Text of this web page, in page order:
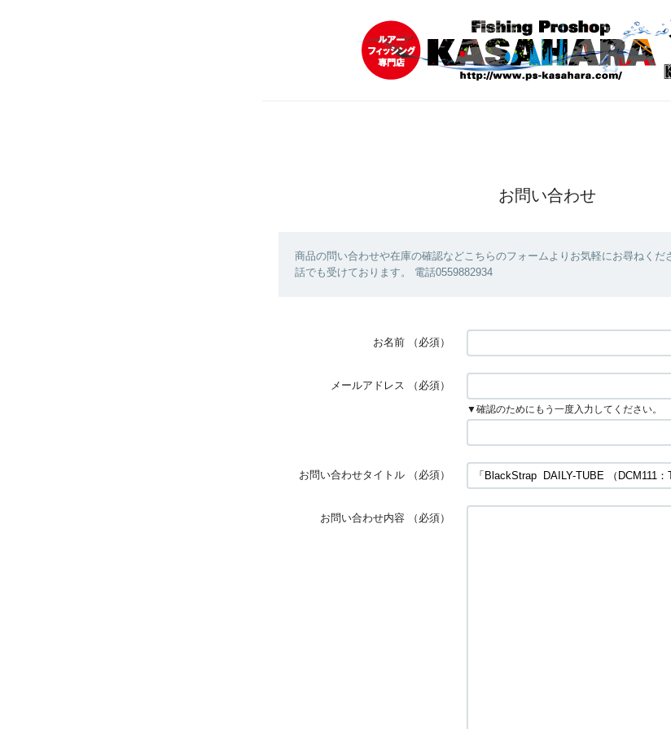
お問い合わせ
商品の問い合わせや在庫の確認などこちらのフォームよりお気軽にお尋ねくだ
話でも受けております。 電話0559882934
お名前 （必須）
メールアドレス （必須）
▼確認のためにもう一度入力してください。
お問い合わせタイトル （必須）
お問い合わせ内容 （必須）